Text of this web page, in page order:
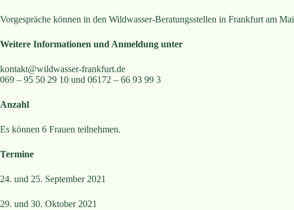
Vorgespräche können in den Wildwasser-Beratungsstellen in Frankfurt am
Weitere Informationen und Anmeldung unter
kontakt@wildwasser-frankfurt.de
069 – 95 50 29 10 und 06172 – 66 93 99 3
Anzahl
Es können 6 Frauen teilnehmen.
Termine
24. und 25. September 2021
29. und 30. Oktober 2021